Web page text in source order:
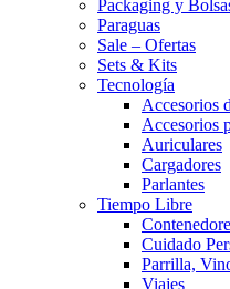
Packaging y
Paraguas
Sale – Ofertas
Sets & Kits
Tecnología
Accesorios
Accesorios
Auriculares
Cargadores
Parlantes
Tiempo Libre
Cuidado
Parrilla,
Viajes